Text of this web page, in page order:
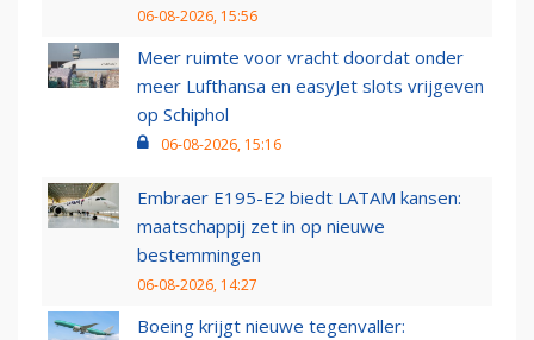
06-08-2026, 15:56
Meer ruimte voor vracht doordat onder
meer Lufthansa en easyJet slots vrijgeven
op Schiphol
06-08-2026, 15:16
Embraer E195-E2 biedt LATAM kansen:
maatschappij zet in op nieuwe
bestemmingen
06-08-2026, 14:27
Boeing krijgt nieuwe tegenvaller: